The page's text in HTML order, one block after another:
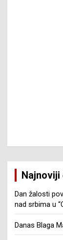
Najnoviji
Dan žalosti
nad srbima u
Danas Blaga